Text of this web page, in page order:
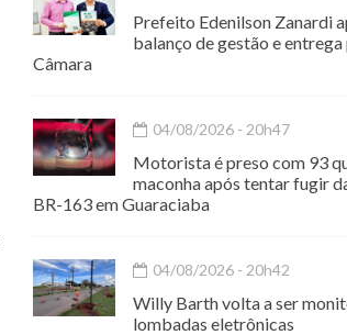
Prefeito Edenilson Zanardi
balanço de gestão e
Câmara
04/08/2026 - 20h47
Motorista é preso com 93
maconha após tentar fugir
BR-163 em Guaraciaba
04/08/2026 - 20h42
Willy Barth volta a ser
lombadas eletrônicas